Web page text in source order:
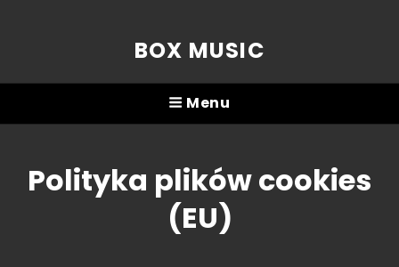
BOX MUSIC
Menu
Polityka plików cookies
(EU)